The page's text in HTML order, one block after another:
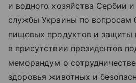
и водного хозяйства Сербии
службы Украины по вопросам
пищевых продуктов и защиты
в присутствии президентов
меморандум о
здоровья животных и